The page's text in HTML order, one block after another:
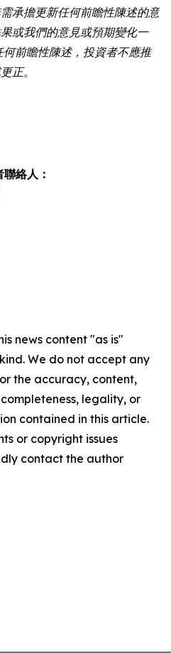
承擔更新任何前瞻性陳述的意
或我們的意見或預期變化一
前瞻性陳述，投資者不應推
正。
絡人：
news content "as is"
We do not accept any
the accuracy, content,
legality, or
contained in this article.
or copyright issues
contact the author